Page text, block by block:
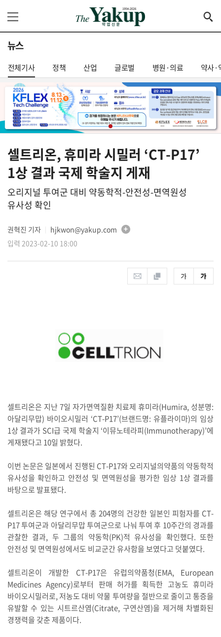
뉴스
전체기사 정책 산업 글로벌 병원·의료 약사·
셀트리온, 휴미라 시밀러 ‘CT-P17’
1상 결과 국제 학술지 게재
오리지널 투여군 대비 약동학적-안전성-면역원성
유사성 확인
권혁진 기자
hjkwon@yakup.com
입력 2023-02-10 18:00
셀트리온은 지난 7일 자가면역질환 치료제 휴미라(Humira, 성분명:
아달리무맙) 바이오시밀러 ‘CT-P17’(브랜드명: 유플라이마)의 임상
1상 결과가 SCI급 국제 학술지 ‘이뮤노테라피(Immunotherapy)’에
게재됐다고 10일 밝혔다.
이번 논문은 일본에서 진행된 CT-P17와 오리지널의약품의 약동학적
유사성을 확인하고 안전성 및 면역원성을 평가한 임상 1상 결과를
바탕으로 발표됐다.
셀트리온은 해당 연구에서 총 204명의 건강한 일본인 피험자를 CT-
P17 투여군과 아달리무맙 투여군으로 나눠 투여 후 10주간의 경과를
관찰한 결과, 두 그룹의 약동학(PK)적 유사성을 확인했다. 또한
안전성 및 면역원성에서도 비교군간 유사함을 보였다고 덧붙였다.
셀트리온이 개발한 CT-P17은 유럽의약품청(EMA, European
Medicines Agency)로부터 판매 허가를 획득한 고농도 휴미라
바이오시밀러로, 저농도 대비 약물 투여량을 절반으로 줄이고 통증을
유발할 수 있는 시트르산염(Citrate, 구연산염)을 제거해 차별화된
경쟁력을 갖춘 제품이다.